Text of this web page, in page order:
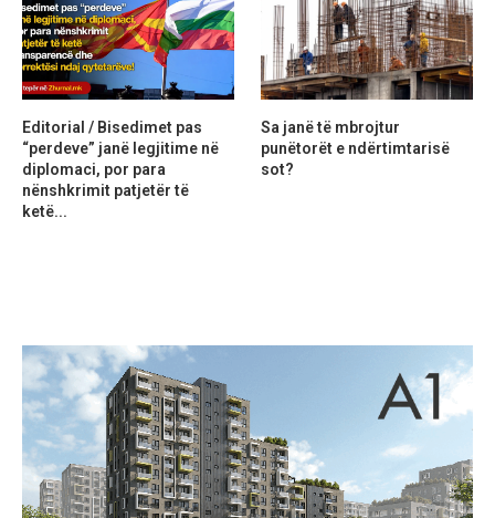
Editorial / Bisedimet pas
“perdeve” janë legjitime në
diplomaci, por para
nënshkrimit patjetër të
ketë...
Sa janë të mbrojtur
punëtorët e ndërtimtarisë
sot?